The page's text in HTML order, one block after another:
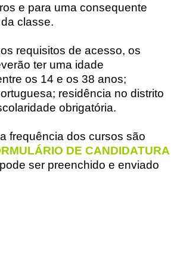
e para uma consequente
classe.
requisitos de acesso, os
ter uma idade
os 14 e os 38 anos;
residência no distrito
obrigatória.
frequência dos cursos são
DE CANDIDATURA
ser preenchido e enviado